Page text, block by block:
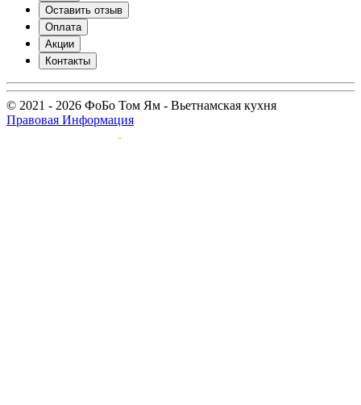
Оставить отзыв
Оплата
Акции
Контакты
© 2021 - 2026 ФоБо Том Ям - Вьетнамская кухня
Правовая Информация